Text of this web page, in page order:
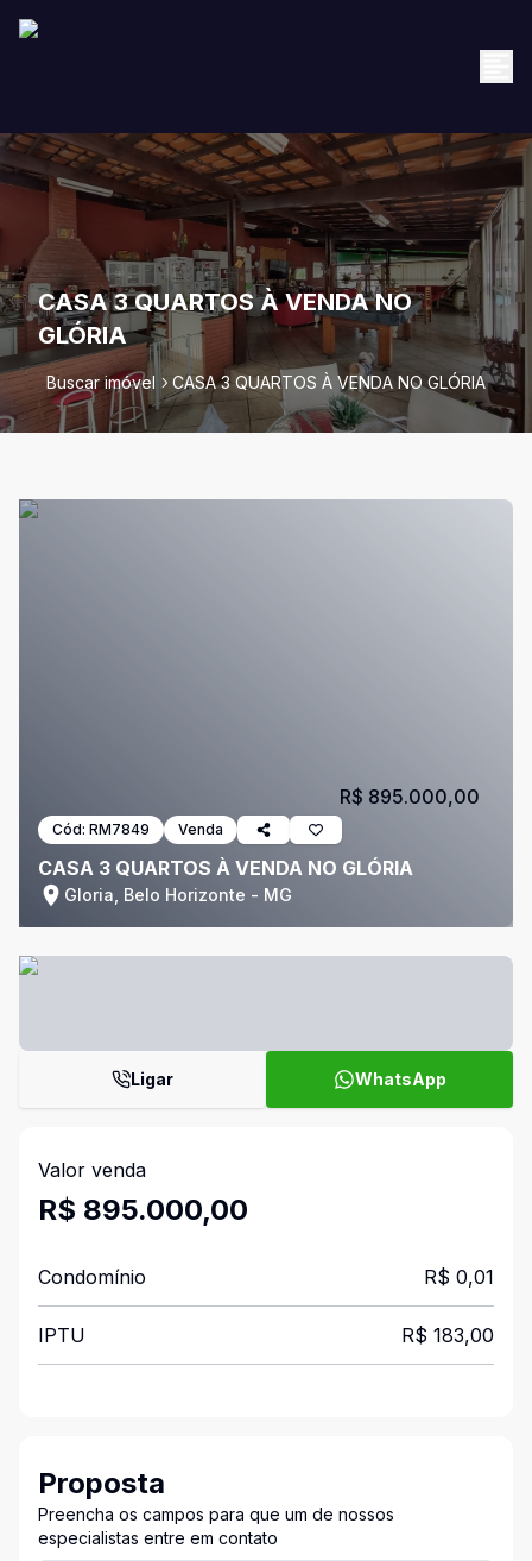
CASA 3 QUARTOS À VENDA NO
GLÓRIA
Buscar imóvel CASA 3 QUARTOS À VENDA NO GLÓRIA
Cód: RM7849 Venda
CASA 3 QUARTOS À VENDA NO GLÓRIA
Gloria, Belo Horizonte - MG
R$ 895.000,00
Ligar WhatsApp
Valor venda
R$ 895.000,00
Condomínio R$ 0,01
IPTU R$ 183,00
Proposta
Preencha os campos para que um de nossos
especialistas entre em contato